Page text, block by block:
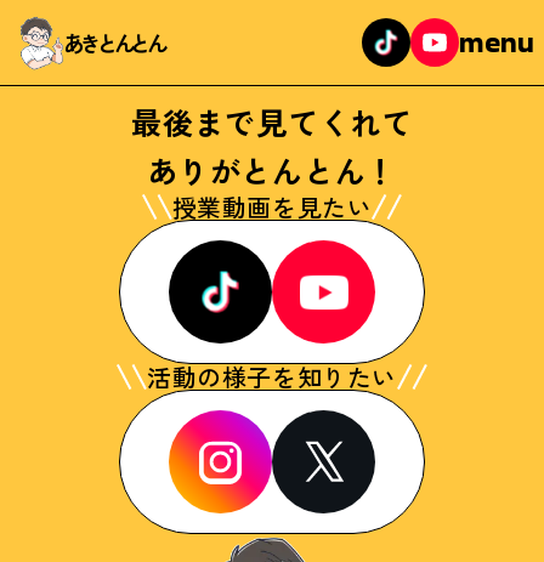
あきとんとん menu
最後まで見てくれて
ありがとんとん！
授業動画を見たい
活動の様子を知りたい